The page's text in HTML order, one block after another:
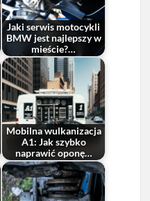
Jaki serwis motocykli
BMW jest najlepszy w
mieście?…
Mobilna wulkanizacja
A1: Jak szybko
naprawić oponę…